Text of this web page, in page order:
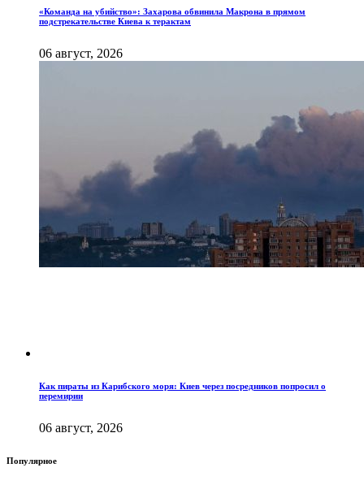
«Команда на убийство»: Захарова обвинила Макрона в прямом
подстрекательстве Киева к терактам
06 август, 2026
Как пираты из Карибского моря: Киев через посредников попросил о
перемирии
06 август, 2026
Популярное